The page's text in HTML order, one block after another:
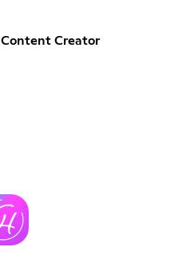
Content Creator